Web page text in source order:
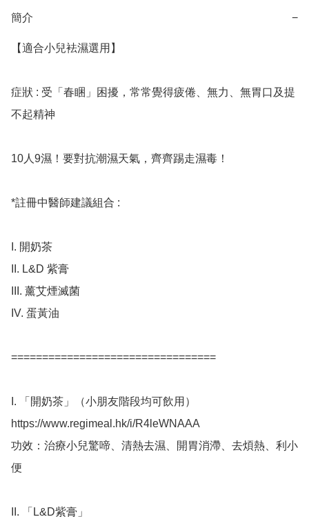
簡介 −
【適合小兒袪濕選用】
症狀 : 受「春睏」困擾，常常覺得疲倦、無力、無胃口及提
不起精神
10人9濕！要對抗潮濕天氣，齊齊踢走濕毒！
*註冊中醫師建議組合 :
I. 開奶茶
II. L&D 紫膏
III. 薰艾煙滅菌
IV. 蛋黃油
=================================
I. 「開奶茶」（小朋友階段均可飲用）
https://www.regimeal.hk/i/R4leWNAAA
功效：治療小兒驚啼、清熱去濕、開胃消滯、去煩熱、利小
便
II. 「L&D紫膏」